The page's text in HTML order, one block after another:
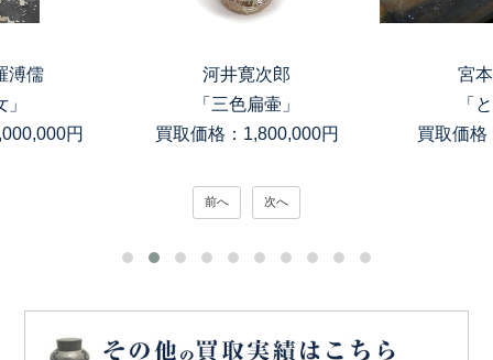
溥儒
円
河井寛次郎
「三色扁壷」
買取価格：1,800,000円
宮
「
買取価格
前へ 次へ